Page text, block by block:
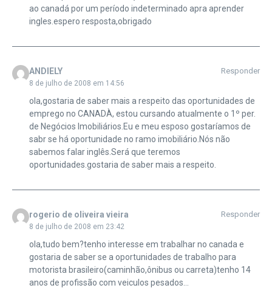
ao canadá por um período indeterminado apra aprender
ingles.espero resposta,obrigado
ANDIELY
8 de julho de 2008 em 14:56
Responder
ola,gostaria de saber mais a respeito das oportunidades de
emprego no CANADÀ, estou cursando atualmente o 1º per.
de Negócios Imobiliários.Eu e meu esposo gostaríamos de
sabr se há oportunidade no ramo imobiliário.Nós não
sabemos falar inglês.Será que teremos
oportunidades.gostaria de saber mais a respeito.
rogerio de oliveira vieira
8 de julho de 2008 em 23:42
Responder
ola,tudo bem?tenho interesse em trabalhar no canada e
gostaria de saber se a oportunidades de trabalho para
motorista brasileiro(caminhão,ônibus ou carreta)tenho 14
anos de profissão com veiculos pesados…